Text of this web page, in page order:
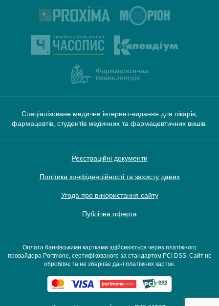
Спеціалізоване медичне інтернет-видання для лікарів,
фармацевтів, студентів медичних та фармацевтичних вишів.
Реєстраційні документи
Політика конфіденційності та захисту даних
Угода про використання сайту
Публічна оферта
Оплата банківськими картками здійснюється через платіжного
провайдера Portmone, сертифікованого за стандартом PCI DSS. Сайт не
обробляє та не зберігає дані платіжних карток.